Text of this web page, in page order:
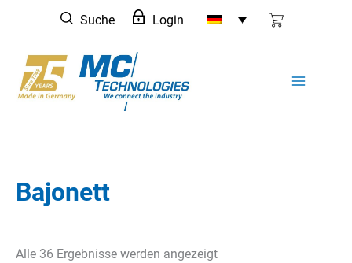
springen
Suche Login
Bajonett
Alle 36 Ergebnisse werden angezeigt